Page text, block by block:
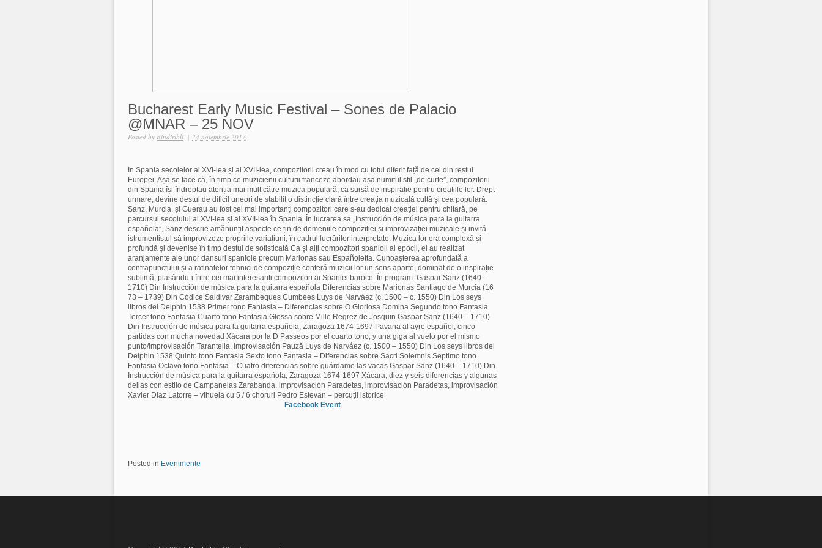
Bucharest Early Music Festival – Sones de Palacio
@MNAR – 25 NOV
Posted by Bindiribli | 24 noiembrie 2017
In Spania secolelor al XVI-lea și al XVII-lea, compozitorii creau în mod cu totul diferit față de cei din restul
Europei. Așa se face că, în timp ce muzicienii culturii franceze abordau așa numitul stil „de curte”, compozitorii
din Spania își îndreptau atenția mai mult către muzica populară, ca sursă de inspirație pentru creațiile lor. Drept
urmare, devine destul de dificil uneori de stabilit o distincție clară între creația muzicală cultă și cea populară.
Sanz, Murcia, și Guerau au fost cei mai importanți compozitori care s-au dedicat creației pentru chitară, pe
parcursul secolului al XVI-lea și al XVII-lea în Spania. În lucrarea sa „Instrucción de música para la guitarra
española”, Sanz descrie amănunțit aspecte ce țin de domeniile compoziției și improvizației muzicale și invită
istrumentistul să improvizeze propriile variațiuni, în cadrul lucrărilor interpretate. Muzica lor era complexă și
profundă și devenise în timp destul de sofisticată Ca și alți compozitori spanioli ai epocii, ei au realizat
aranjamente ale unor dansuri spaniole precum Marionas sau Españoletta. Cunoașterea aprofundată a
contrapunctului și a rafinatelor tehnici de compoziție conferă muzicii lor un sens aparte, dominat de o inspirație
sublimă, plasându-i între cei mai interesanți compozitori ai Spaniei baroce. În program: Gaspar Sanz (1640 –
1710) Din Instrucción de música para la guitarra española Diferencias sobre Marionas Santiago de Murcia (16
73 – 1739) Din Códice Saldivar Zarambeques Cumbées Luys de Narváez (c. 1500 – c. 1550) Din Los seys
libros del Delphin 1538 Primer tono Fantasia – Diferencias sobre O Gloriosa Domina Segundo tono Fantasia
Tercer tono Fantasia Cuarto tono Fantasia Glossa sobre Mille Regrez de Josquin Gaspar Sanz (1640 – 1710)
Din Instrucción de música para la guitarra española, Zaragoza 1674-1697 Pavana al ayre español, cinco
partidas con mucha novedad Xácara por la D Passeos por el cuarto tono, y una giga al vuelo por el mismo
punto/improvisación Tarantella, improvisación Pauză Luys de Narváez (c. 1500 – 1550) Din Los seys libros del
Delphin 1538 Quinto tono Fantasia Sexto tono Fantasia – Diferencias sobre Sacri Solemnis Septimo tono
Fantasia Octavo tono Fantasia – Cuatro diferencias sobre guárdame las vacas Gaspar Sanz (1640 – 1710) Din
Instrucción de música para la guitarra española, Zaragoza 1674-1697 Xácara, diez y seis diferencias y algunas
dellas con estilo de Campanelas Zarabanda, improvisación Paradetas, improvisación Paradetas, improvisación
Xavier Diaz Latorre – vihuela cu 5 / 6 choruri Pedro Estevan – percuții istorice
Facebook Event
Posted in Evenimente